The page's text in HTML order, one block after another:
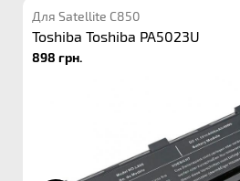
Для Satellite C850
Toshiba Toshiba PA5023U
898 грн.